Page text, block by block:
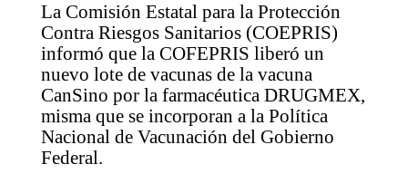
La Comisión Estatal para la Protección
Contra Riesgos Sanitarios (COEPRIS)
informó que la COFEPRIS liberó un
nuevo lote de vacunas de la vacuna
CanSino por la farmacéutica DRUGMEX,
misma que se incorporan a la Política
Nacional de Vacunación del Gobierno
Federal.